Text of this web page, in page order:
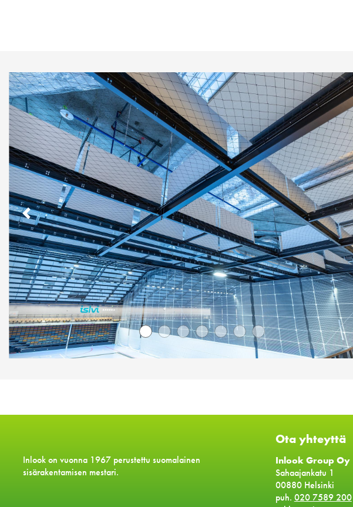
PREVIOUS
Inlook on vuonna 1967 perustettu suomalainen
sisärakentamisen mestari.
Ota yhteyttä
Inlook Group Oy
Sahaajankatu 1
00880 Helsinki
puh. 020 7589 200